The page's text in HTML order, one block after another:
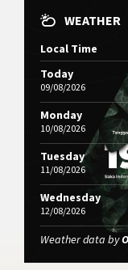
WEATHER
Local Time
Today
09/08/2026
Monday
10/08/2026
Tuesday
11/08/2026
Wednesday
12/08/2026
Weather data by